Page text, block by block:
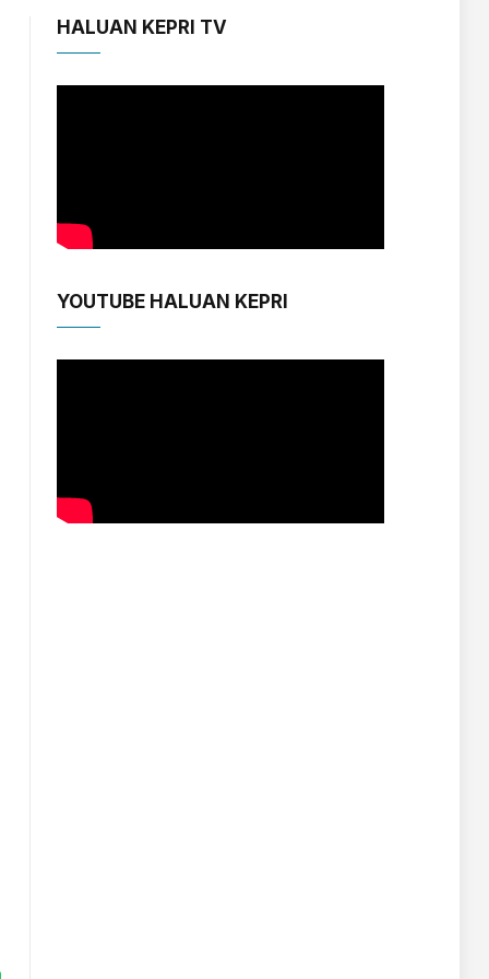
HALUAN KEPRI TV
YOUTUBE HALUAN KEPRI